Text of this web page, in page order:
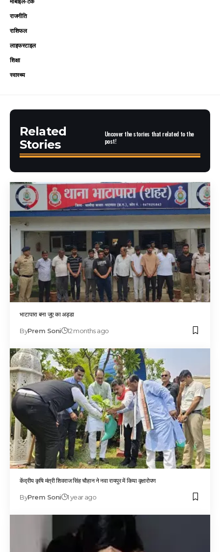
राजनीति
राशिफल
लाइफस्टाइल
शिक्षा
स्वास्थ्य
Related
Stories
Uncover the stories that related to the
post!
भाटापारा बना जुए का अड्डा
ByPrem Soni 12 months ago
केंद्रीय कृषि मंत्री शिवराज सिंह चौहान ने नवा रायपुर में किया वृक्षारोपण
ByPrem Soni 1 year ago